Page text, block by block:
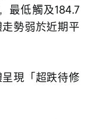
最低觸及184.7
勢弱於近期平
現「超跌待修